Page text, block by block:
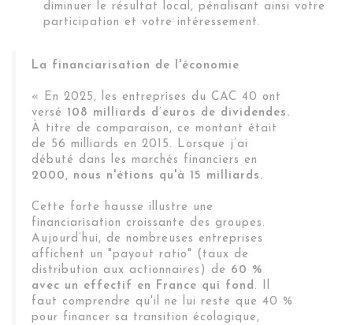
diminuer le résultat local, pénalisant ainsi votre
participation et votre intéressement.
La financiarisation de l'économie
« En 2025, les entreprises du CAC 40 ont
versé 108 milliards d’euros de dividendes.
À titre de comparaison, ce montant était
de 56 milliards en 2015. Lorsque j’ai
débuté dans les marchés financiers en
2000, nous n'étions qu'à 15 milliards.
Cette forte hausse illustre une
financiarisation croissante des groupes.
Aujourd’hui, de nombreuses entreprises
affichent un "payout ratio" (taux de
distribution aux actionnaires) de 60 %
avec un effectif en France qui fond . Il
faut comprendre qu'il ne lui reste que 40 %
pour financer sa transition écologique,